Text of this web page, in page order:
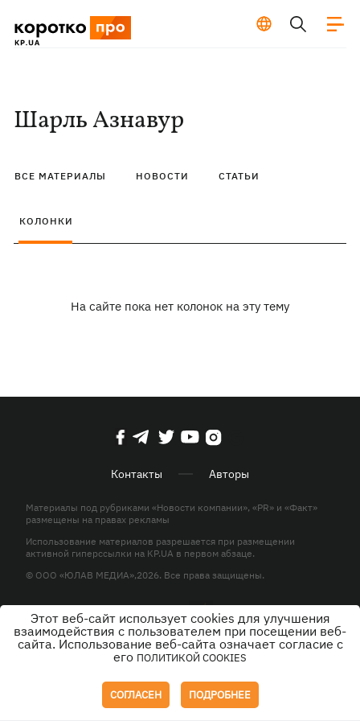
Шарль Азнавур
ВСЕ МАТЕРИАЛЫ НОВОСТИ СТАТЬИ
КОЛОНКИ
На сайте пока нет колонок на эту тему
Контакты Авторы
Материалы под рубриками «Новости компании», «PR» и «Факт»
размещены на правах рекламы
Использование материалов разрешается при размещении
активной гиперссылки на KP.UA в первом абзаце.
© ООО «ЮЛАВ МЕДИА»,2026. Все права защищены.
Дизайн
Этот веб-сайт использует cookies для улучшения
взаимодействия с пользователем при посещении веб-
сайта. Использование веб-сайта означает согласие с
его ПОЛИТИКОЙ COOKIES
СОГЛАСЕН ПОДРОБНЕЕ